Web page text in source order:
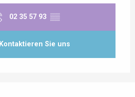
02 35 57 93 ▒▒
Kontaktieren Sie uns